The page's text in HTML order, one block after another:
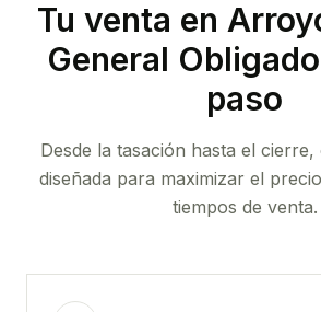
Tu venta en
General Obligado
paso
Desde la tasación hasta el cierre,
diseñada para maximizar el
tiempos de venta.